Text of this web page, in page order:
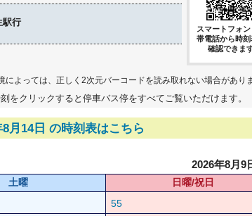
駅行
スマートフォン
帯電話から時刻
確認できま
よっては、正しく2次元バーコードを読み取れない場合がありま
をクリックすると停車バス停をすべてご覧いただけます。
月14日 の時刻表はこちら
2026年8月9
土曜
日曜/祝日
55